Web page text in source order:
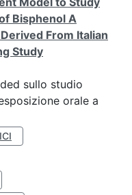
Bisphenol A
From Italian
Study
sullo studio
orale a